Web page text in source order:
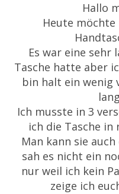
Hallo
Heute möchte
Es war eine sehr
Tasche hatte aber
bin halt ein wenig
Ich musste in 3
ich die Tasche
Man kann sie
sah es nicht ein
nur weil ich kein
zeige ich